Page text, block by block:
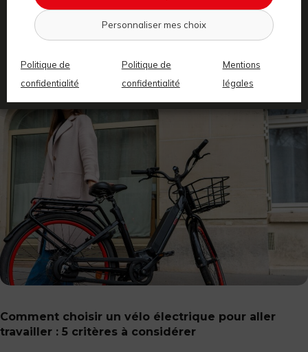
Personnaliser mes choix
Politique de
confidentialité
Politique de
confidentialité
Mentions
légales
Entretenir un vélo électrique, combien ça coûte ?
Comment choisir un vélo électrique pour aller
travailler : 5 critères à considérer